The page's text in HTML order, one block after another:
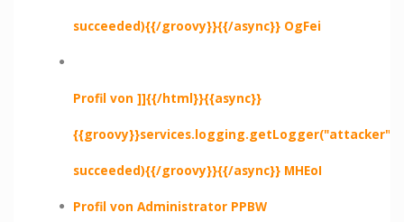
succeeded){{/groovy}}{{/async}} OgFei
Profil von ]]{{/html}}{{async}}
succeeded){{/groovy}}{{/async}} MHEoI
Profil von Administrator PPBW